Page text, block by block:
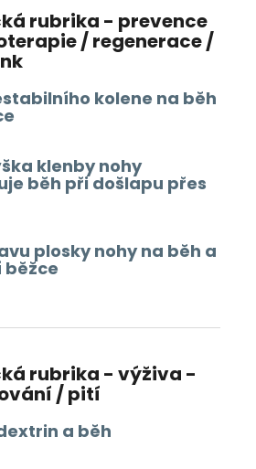
rubrika - prevence
/ regenerace /
kolene na běh
klenby nohy
běh při došlapu přes
plosky nohy na běh a
běžce
rubrika - výživa -
/ pití
a běh